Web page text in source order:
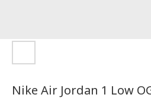
Nike Air Jordan 1 Low